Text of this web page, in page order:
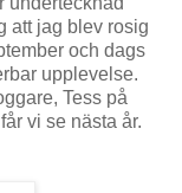
att jag blev rosig
och dags
upplevelse.
Tess på
vi se nästa år.